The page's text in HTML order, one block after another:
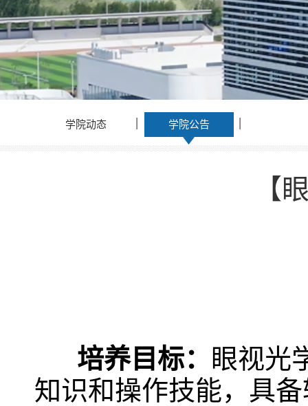
学院动态 学院公告
【
培养目标：
眼视光
知识和操作技能，具